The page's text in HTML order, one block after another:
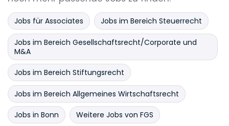
Jobs für Associates Jobs im Bereich Steuerrecht
Jobs im Bereich Gesellschaftsrecht/Corporate und
M&A
Jobs im Bereich Stiftungsrecht
Jobs im Bereich Allgemeines Wirtschaftsrecht
Jobs in Bonn Weitere Jobs von FGS